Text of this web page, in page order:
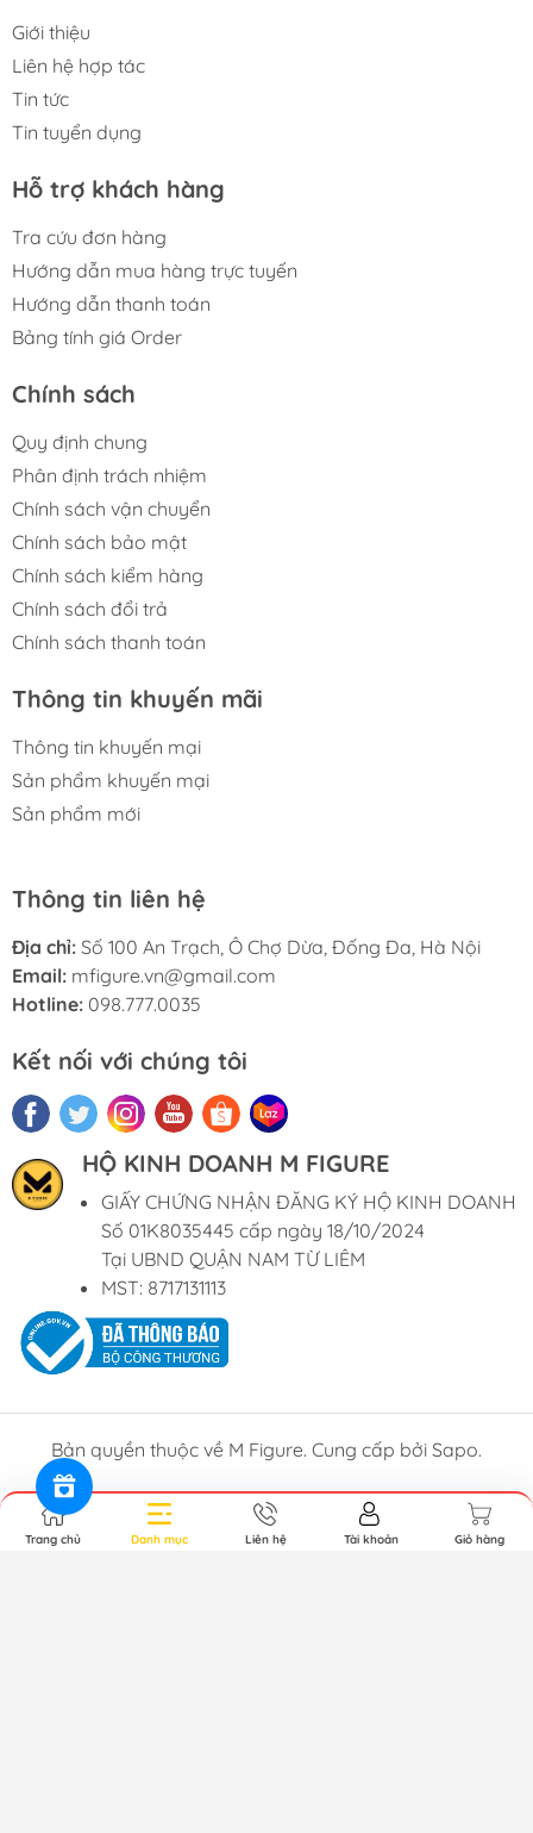
Giới thiệu
Liên hệ hợp tác
Tin tức
Tin tuyển dụng
Hỗ trợ khách hàng
Tra cứu đơn hàng
Hướng dẫn mua hàng trực tuyến
Hướng dẫn thanh toán
Bảng tính giá Order
Chính sách
Quy định chung
Phân định trách nhiệm
Chính sách vận chuyển
Chính sách bảo mật
Chính sách kiểm hàng
Chính sách đổi trả
Chính sách thanh toán
Thông tin khuyến mãi
Thông tin khuyến mại
Sản phẩm khuyến mại
Sản phẩm mới
Thông tin liên hệ
Địa chỉ: Số 100 An Trạch, Ô Chợ Dừa, Đống Đa, Hà Nội
Email: mfigure.vn@gmail.com
Hotline: 098.777.0035
Kết nối với chúng tôi
HỘ KINH DOANH M FIGURE
GIẤY CHỨNG NHẬN ĐĂNG KÝ HỘ KINH DOANH
Số 01K8035445 cấp ngày 18/10/2024
Tại UBND QUẬN NAM TỪ LIÊM
MST: 8717131113
Bản quyền thuộc về M Figure. Cung cấp bởi Sapo.
Trang chủ Danh mục Liên hệ Tài khoản Giỏ hàng